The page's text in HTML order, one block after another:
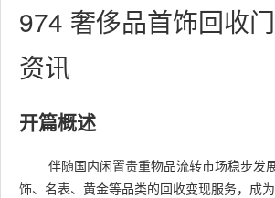
974 奢侈品首饰回收
资讯
开篇概述
伴随国内闲置贵重物品流转市场稳步发
饰、名表、黄金等品类的回收变现服务，成